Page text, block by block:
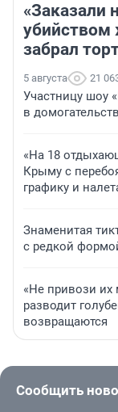
«Заказали
убийством
забрал
5 августа 21
Участницу шоу
в
«На 18
Крыму с
графику и
Знаменитая
с редкой
«Не привози их
разводит
возвращаются
Сообщить